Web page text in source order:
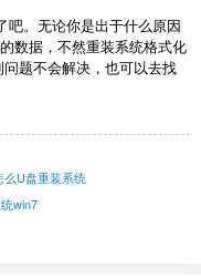
吧。无论你是出于什么原因
数据，不然重装系统格式化
题不会解决，也可以去找
么U盘重装系统
win7